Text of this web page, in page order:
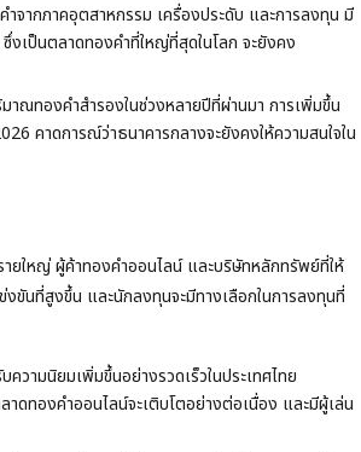
จากภาคอุตสาหกรรม เครื่องประดับ และการลงทุน มี
งเป็นตลาดทองคำที่ใหญ่ที่สุดในโลก จะยังคง
าณทองคำสำรองในช่วงหลายปีที่ผ่านมา การเพิ่มขึ้น
คาดการณ์ว่าธนาคารกลางจะยังคงให้ความสนใจใน
ยใหญ่ ผู้ค้าทองคำออนไลน์ และบริษัทหลักทรัพย์ที่ให้
ขันที่สูงขึ้น และนักลงทุนจะมีทางเลือกในการลงทุนที่
วามนิยมเพิ่มขึ้นอย่างรวดเร็วในประเทศไทย
าดทองคำออนไลน์จะเติบโตอย่างต่อเนื่อง และมีผู้เล่น